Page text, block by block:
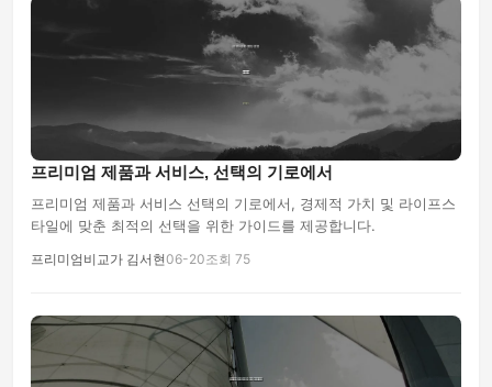
프리미엄 제품과 서비스, 선택의 기로에서
프리미엄 제품과 서비스 선택의 기로에서, 경제적 가치 및 라이프스
타일에 맞춘 최적의 선택을 위한 가이드를 제공합니다.
프리미엄비교가 김서현06-20조회 75